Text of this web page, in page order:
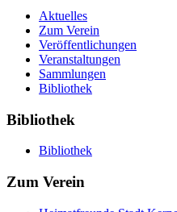
Aktuelles
Zum Verein
Veröffentlichungen
Veranstaltungen
Sammlungen
Bibliothek
Bibliothek
Bibliothek
Zum Verein